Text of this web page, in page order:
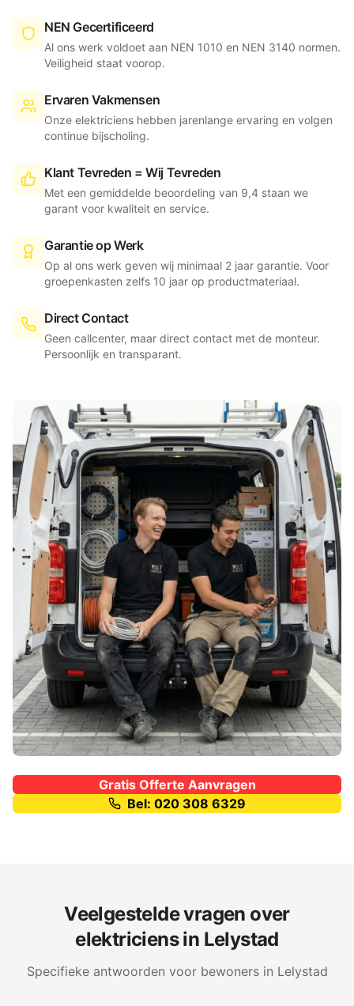
NEN Gecertificeerd
Al ons werk voldoet aan NEN 1010 en NEN 3140 normen.
Veiligheid staat voorop.
Ervaren Vakmensen
Onze elektriciens hebben jarenlange ervaring en volgen
continue bijscholing.
Klant Tevreden = Wij Tevreden
Met een gemiddelde beoordeling van 9,4 staan we
garant voor kwaliteit en service.
Garantie op Werk
Op al ons werk geven wij minimaal 2 jaar garantie. Voor
groepenkasten zelfs 10 jaar op productmateriaal.
Direct Contact
Geen callcenter, maar direct contact met de monteur.
Persoonlijk en transparant.
Gratis Offerte Aanvragen
Bel: 020 308 6329
Veelgestelde vragen over
elektriciens in Lelystad
Specifieke antwoorden voor bewoners in Lelystad